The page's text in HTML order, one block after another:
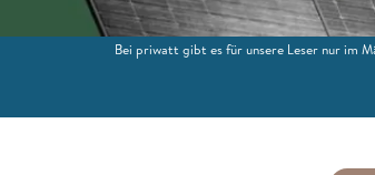
Bei priwatt gibt es für unsere Leser nur im